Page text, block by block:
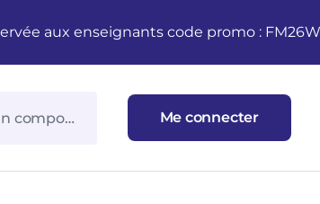
aux enseignants code promo :
Me connecter